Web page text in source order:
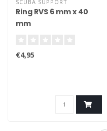
SCUBA SUPPORT
Ring RVS 6 mm x 40
mm
€4,95